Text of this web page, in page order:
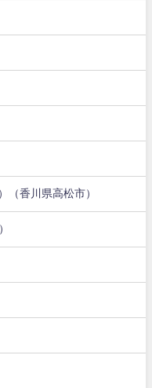
（香川県高松市）